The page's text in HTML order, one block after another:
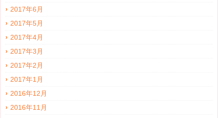
2017年6月
2017年5月
2017年4月
2017年3月
2017年2月
2017年1月
2016年12月
2016年11月